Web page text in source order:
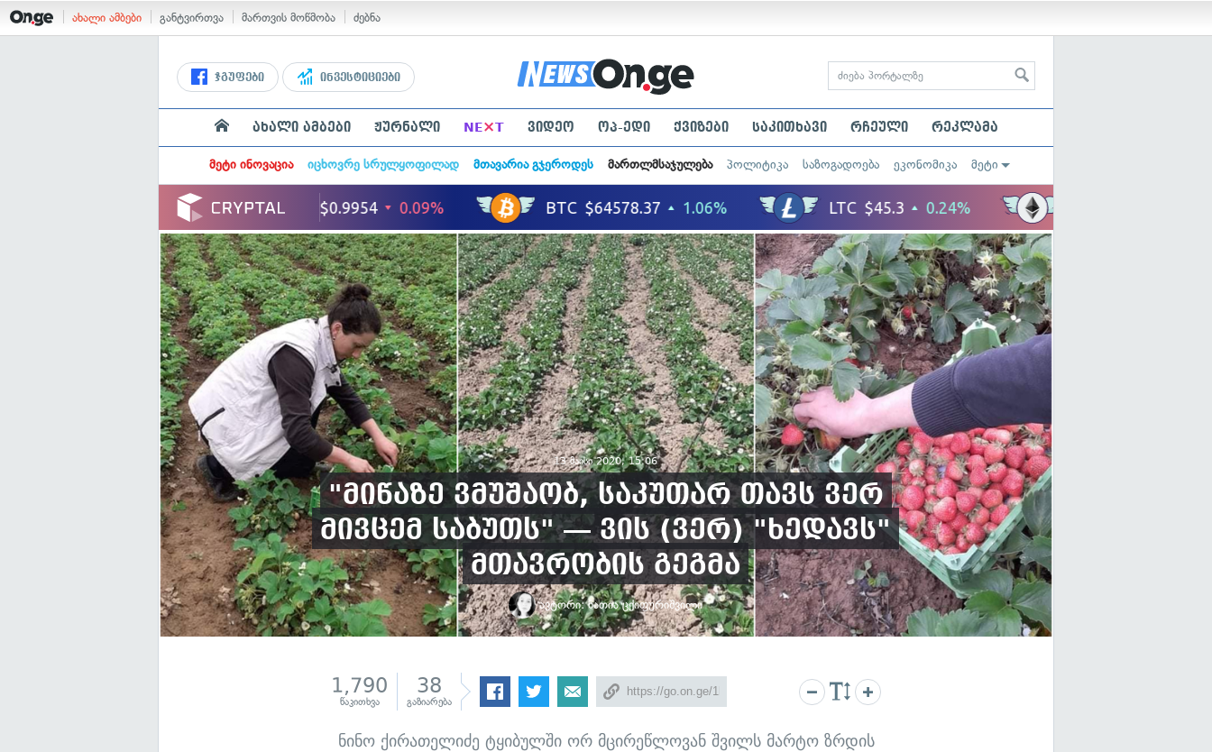
ახალი ამბები განტვირთვა მართვის მოწმობა ძებნა
ჯგუფები ინვესტიციები
ახალი ამბები ჟურნალი NE×T ვიდეო ოპ-ედი ქვიზები საკითხავი რჩეული რეკლამა
მეტი ინოვაცია იცხოვრე სრულყოფილად მთავარია გჯეროდეს მართლმსაჯულება პოლიტიკა საზოგადოება ეკონომიკა მეტი
13 მაისი 2020, 15:06
"მიწაზე ვმუშაობ, საკუთარ თავს ვერ
მივცემ საბუთს" — ვის (ვერ) "ხედავს"
მთავრობის გეგმა
ავტორი: ნათია ცქიფურიშვილი
1,790
წაკითხვა
38
გაზიარება
ნინო ქირათელიძე ტყიბულში ორ მცირეწლოვან შვილს მარტო ზრდის